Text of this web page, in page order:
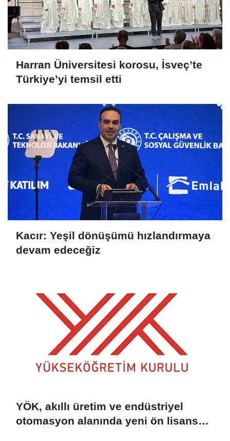
Harran Üniversitesi korosu, İsveç’te
Türkiye’yi temsil etti
Kacır: Yeşil dönüşümü hızlandırmaya
devam edeceğiz
YÖK, akıllı üretim ve endüstriyel
otomasyon alanında yeni ön lisans